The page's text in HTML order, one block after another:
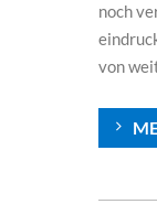
noch
von